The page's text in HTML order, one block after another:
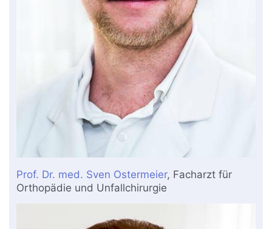
Prof. Dr. med. Sven Ostermeier, Facharzt für
Orthopädie und Unfallchirurgie